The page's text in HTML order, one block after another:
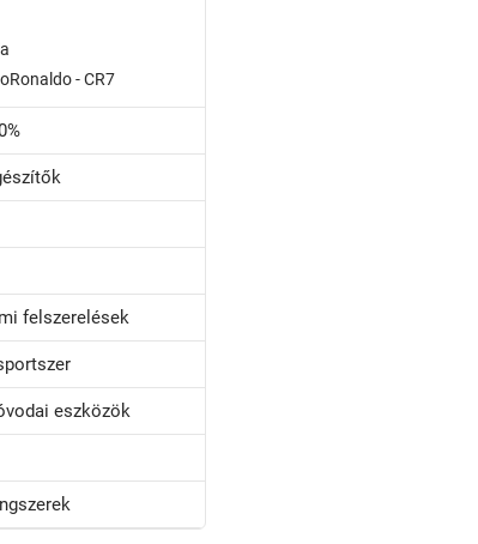
- CR7
felszerelések
eszközök